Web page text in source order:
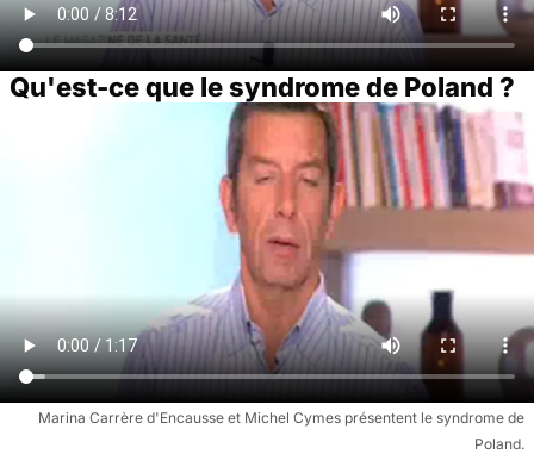
Qu'est-ce que le syndrome de Poland ?
Marina Carrère d'Encausse et Michel Cymes présentent le syndrome de
Poland.